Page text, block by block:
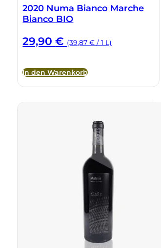
2020 Numa Bianco Marche
Bianco BIO
29,90€ (39,87 € / 1 L)
In den Warenkorb